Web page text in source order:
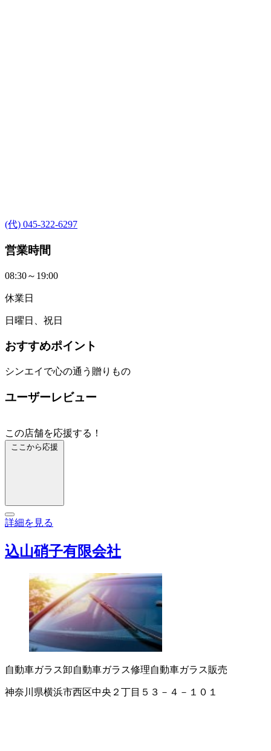
(代) 045-322-6297
営業時間
08:30～19:00
休業日
日曜日、祝日
おすすめポイント
シンエイで心の通う贈りもの
ユーザーレビュー
この店舗を応援する！
ここから応援
詳細を見る
込山硝子有限会社
自動車ガラス卸自動車ガラス修理自動車ガラス販売
神奈川県横浜市西区中央２丁目５３－４－１０１